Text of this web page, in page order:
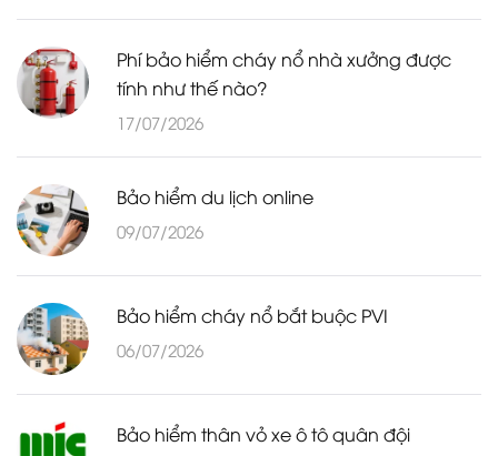
Phí bảo hiểm cháy nổ nhà xưởng được
tính như thế nào?
17/07/2026
Bảo hiểm du lịch online
09/07/2026
Bảo hiểm cháy nổ bắt buộc PVI
06/07/2026
Bảo hiểm thân vỏ xe ô tô quân đội